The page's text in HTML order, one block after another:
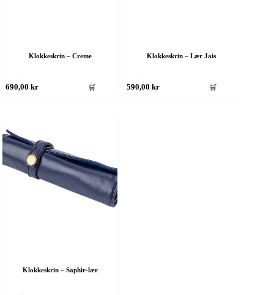
Klokkeskrin – Creme
690,00kr 🛒
Klokkeskrin – Lær Jais
590,00kr 🛒
Klokkeskrin – Saphir-lær